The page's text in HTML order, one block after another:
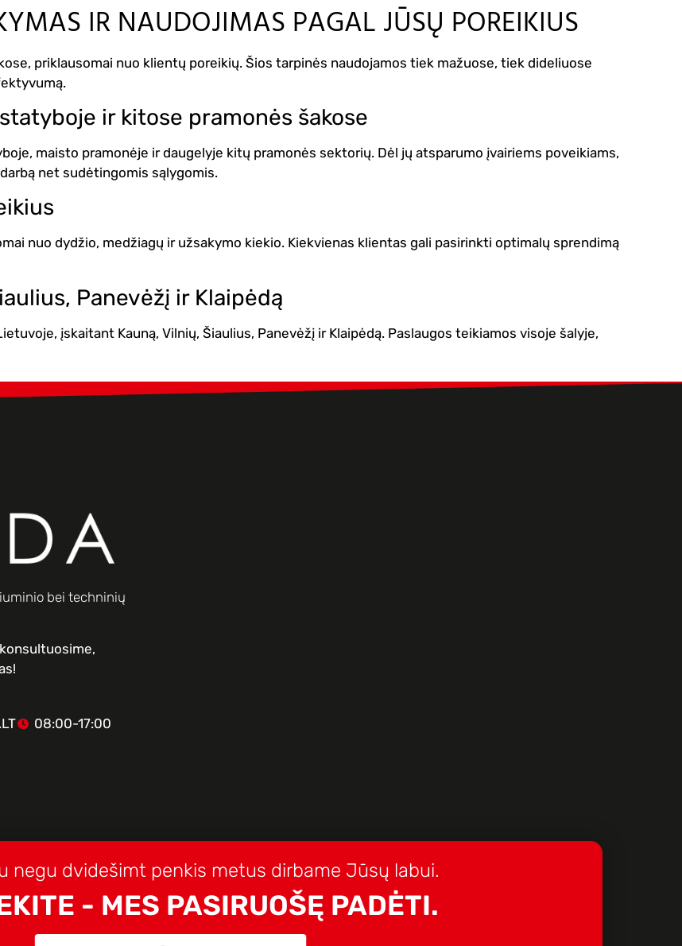
IR NAUDOJIMAS PAGAL JŪSŲ POREIKIUS
priklausomai nuo klientų poreikių. Šios tarpinės naudojamos tiek mažuose, tiek dideliuose
ir kitose pramonės šakose
maisto pramonėje ir daugelyje kitų pramonės sektorių. Dėl jų atsparumo įvairiems poveikiams,
net sudėtingomis sąlygomis.
nuo dydžio, medžiagų ir užsakymo kiekio. Kiekvienas klientas gali pasirinkti optimalų sprendimą
Panevėžį ir Klaipėdą
įskaitant Kauną, Vilnių, Šiaulius, Panevėžį ir Klaipėdą. Paslaugos teikiamos visoje šalyje,
bei techninių
08:00-17:00
negu dvidešimt penkis metus dirbame Jūsų labui.
- MES PASIRUOŠĘ PADĖTI.